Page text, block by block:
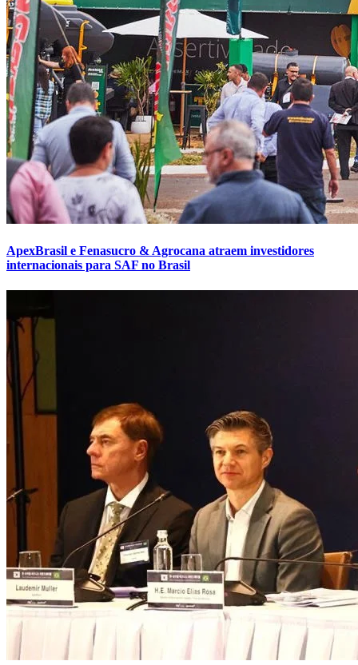
ApexBrasil e Fenasucro & Agrocana atraem investidores
internacionais para SAF no Brasil